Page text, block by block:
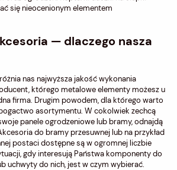
się nieocenionym elementem
— dlaczego nasza
nas najwyższa jakość wykonania
którego metalowe elementy możesz u
firma. Drugim powodem, dla którego warto
asortymentu. W cokolwiek zechcą
panele ogrodzeniowe lub bramy, odnajdą
do bramy przesuwnej lub na przykład
postaci dostępne są w ogromnej liczbie
gdy interesują Państwa komponenty do
uchwyty do nich, jest w czym wybierać.